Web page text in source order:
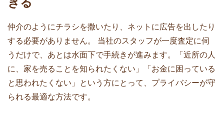
仲介のようにチラシを撒いたり、ネットに広告を出したり
する必要がありません。 当社のスタッフが一度査定に伺
うだけで、あとは水面下で手続きが進みます。「近所の人
に、家を売ることを知られたくない」「お金に困っている
と思われたくない」という方にとって、プライバシーが守
られる最適な方法です。